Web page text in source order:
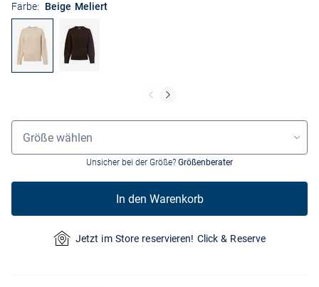
Farbe: Beige Meliert
Größenauswahl
Größe wählen
Unsicher bei der Größe? Größenberater
In den Warenkorb
Jetzt im Store reservieren! Click & Reserve